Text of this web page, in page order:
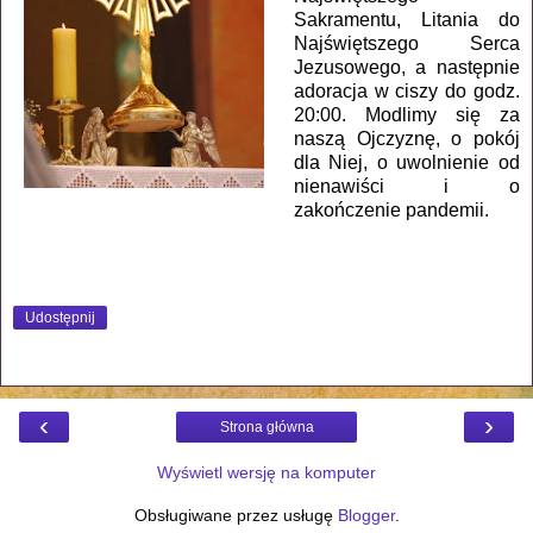
Sakramentu, Litania do
Najświętszego Serca
Jezusowego, a następnie
adoracja w ciszy do godz.
20:00. Modlimy się za
naszą Ojczyznę, o pokój
dla Niej, o uwolnienie od
nienawiści i o
zakończenie pandemii.
Udostępnij
‹ ›
Strona główna
Wyświetl wersję na komputer
Obsługiwane przez usługę Blogger.